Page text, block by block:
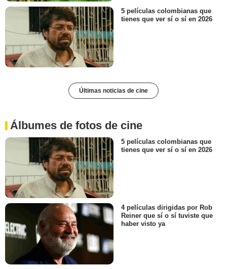
5 películas colombianas que
tienes que ver sí o sí en 2026
Últimas noticias de cine
Álbumes de fotos de cine
5 películas colombianas que
tienes que ver sí o sí en 2026
4 películas dirigidas por Rob
Reiner que sí o sí tuviste que
haber visto ya